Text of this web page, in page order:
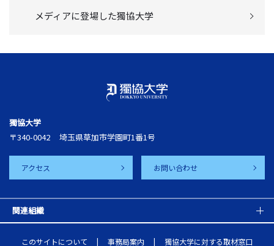
メディアに登場した獨協大学
獨協大学
〒340-0042
埼玉県草加市学園町1番1号
アクセス お問い合わせ
関連組織
このサイトについて 事務局案内 獨協大学に対する取材窓口